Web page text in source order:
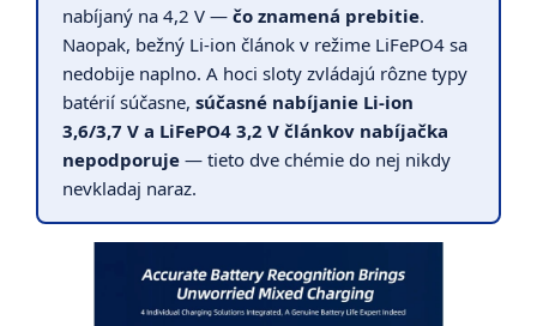
nabíjaný na 4,2 V — čo znamená prebitie.
Naopak, bežný Li-ion článok v režime LiFePO4 sa
nedobije naplno. A hoci sloty zvládajú rôzne typy
batérií súčasne, súčasné nabíjanie Li-ion
3,6/3,7 V a LiFePO4 3,2 V článkov nabíjačka
nepodporuje — tieto dve chémie do nej nikdy
nevkladaj naraz.